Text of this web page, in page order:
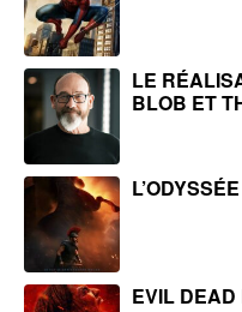
LE
BLOB ET
EVIL